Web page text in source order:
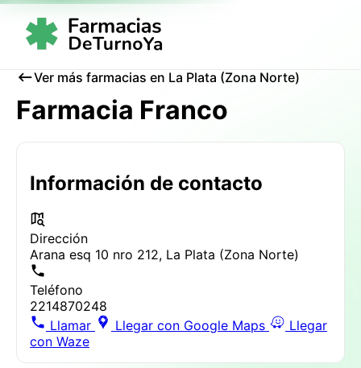
Ver más farmacias en La Plata (Zona Norte)
Farmacia Franco
Información de contacto
Dirección
Arana esq 10 nro 212, La Plata (Zona Norte)
Teléfono
2214870248
Llamar
Llegar con Google Maps
Llegar
con Waze